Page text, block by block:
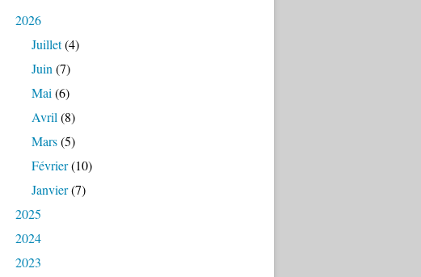
2026
Juillet(4)
Juin (7)
Mai (6)
Avril (8)
Mars(5)
Février(10)
Janvier(7)
2025
2024
2023